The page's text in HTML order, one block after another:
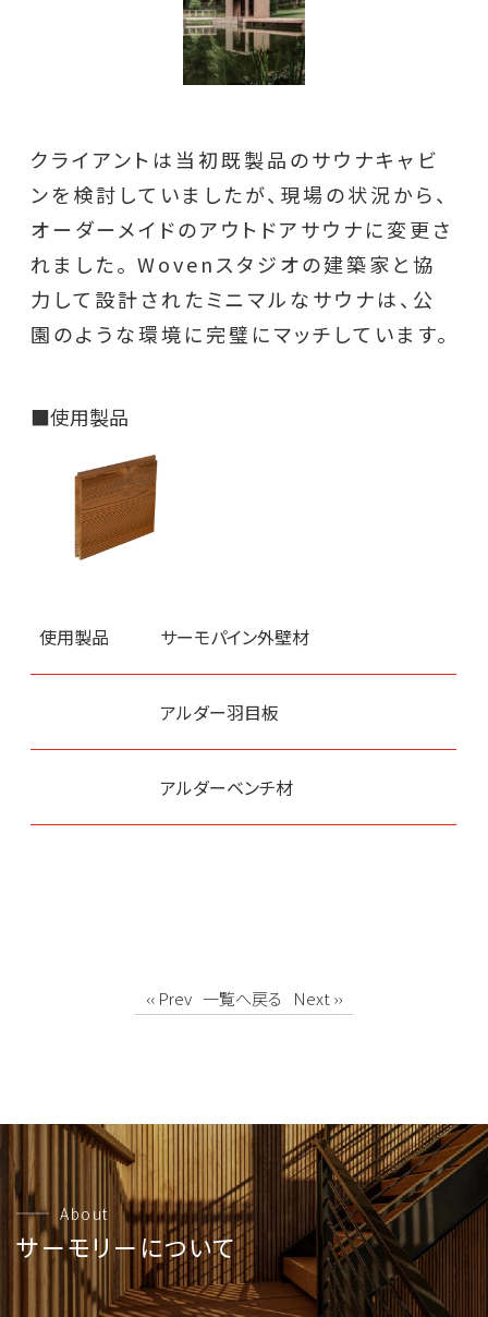
クライアントは当初既製品のサウナキャビ
ンを検討していましたが、現場の状況から、
オーダーメイドのアウトドアサウナに変更さ
れました。 Wovenスタジオの建築家と協
力して設計されたミニマルなサウナは、公
園のような環境に完璧にマッチしています。
使用製品 サーモパイン外壁材
アルダー羽目板
アルダーベンチ材
■使用製品
‹‹ Prev 一覧へ戻る Next ››
About
サーモリーについて